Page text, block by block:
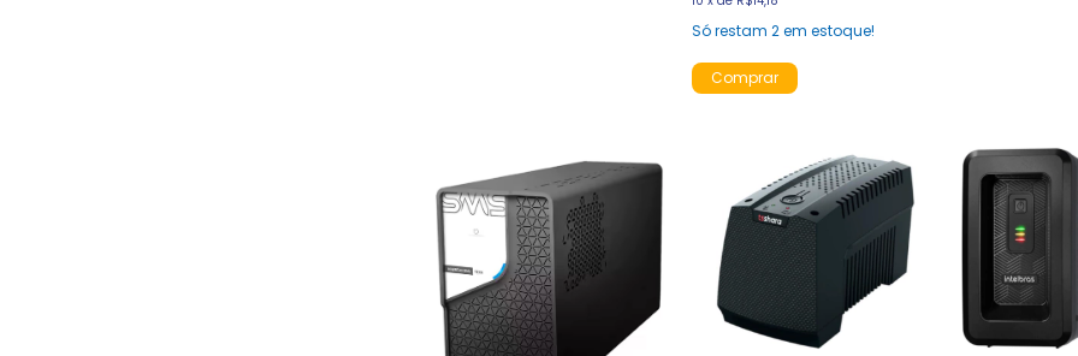
Só restam 2em estoque!